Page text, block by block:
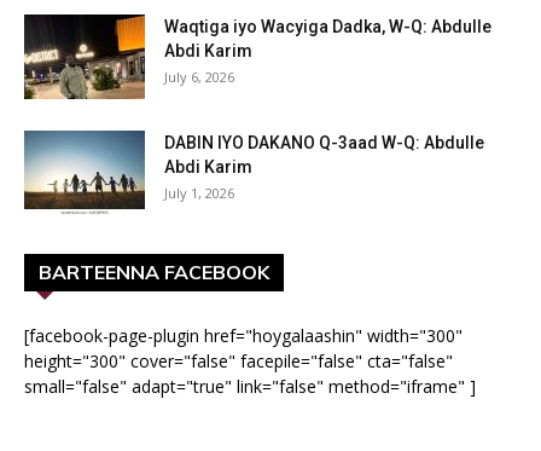
Waqtiga iyo Wacyiga Dadka, W-Q: Abdulle
Abdi Karim
July 6, 2026
DABIN IYO DAKANO Q-3aad W-Q: Abdulle
Abdi Karim
July 1, 2026
BARTEENNA FACEBOOK
[facebook-page-plugin href="hoygalaashin" width="300"
height="300" cover="false" facepile="false" cta="false"
small="false" adapt="true" link="false" method="iframe" ]